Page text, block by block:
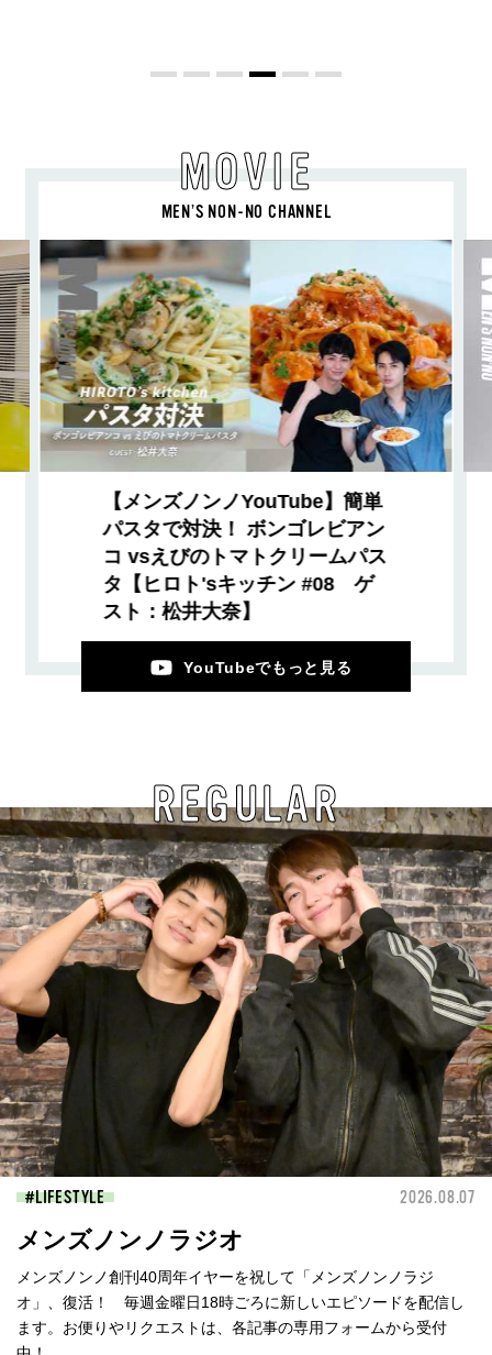
MOVIE
MEN’S NON-NO CHANNEL
【メンズノンノYouTube】簡単
パスタで対決！ ボンゴレビアン
コ vsえびのトマトクリームパス
タ【ヒロト'sキッチン #08 ゲ
スト：松井大奈】
YouTubeでもっと見る
REGULAR
LIFESTYLE 2026.08.07
メンズノンノラジオ
メンズノンノ創刊40周年イヤーを祝して「メンズノンノラジ
オ」、復活！ 毎週金曜日18時ごろに新しいエピソードを配信し
ます。お便りやリクエストは、各記事の専用フォームから受付